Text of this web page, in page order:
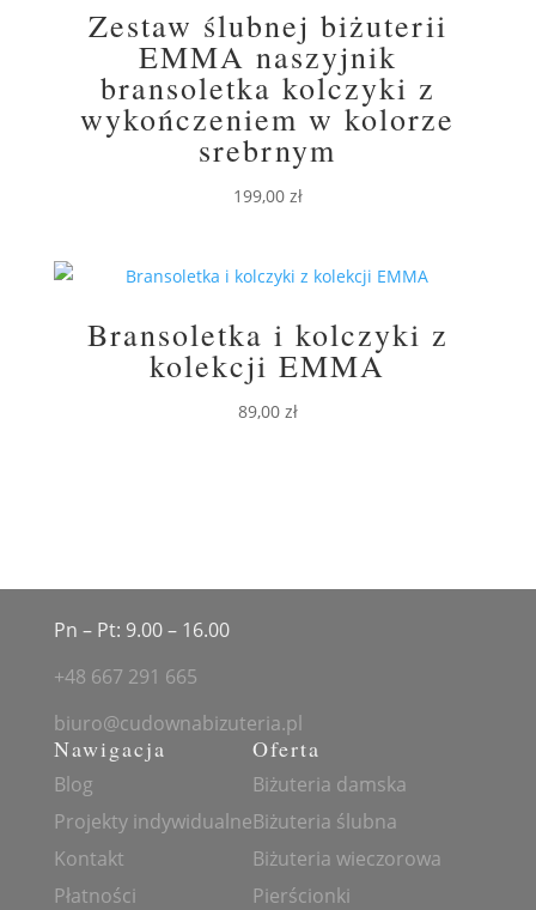
Zestaw ślubnej biżuterii
EMMA naszyjnik
bransoletka kolczyki z
wykończeniem w kolorze
srebrnym
199,00 zł
Bransoletka i kolczyki z
kolekcji EMMA
89,00 zł
Pn – Pt: 9.00 – 16.00
+48 667 291 665
biuro@cudownabizuteria.pl
Nawigacja
Blog
Projekty indywidualne
Kontakt
Płatności
Oferta
Biżuteria damska
Biżuteria ślubna
Biżuteria wieczorowa
Pierścionki